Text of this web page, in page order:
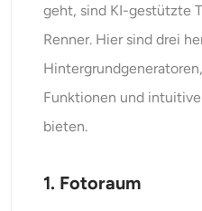
geht, sind KI-gestützte
Renner. Hier sind drei
Funktionen und
bieten.
1. Fotoraum